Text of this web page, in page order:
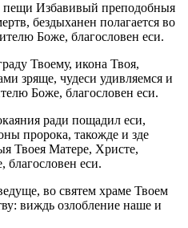
пещи Избавивый преподобныя
бездыханен полагается во
Боже, благословен еси.
Твоему, икона Твоя,
зряще, чудеси удивляемся и
Боже, благословен еси.
ради пощадил еси,
пророка, такожде и зде
Твоея Матере, Христе,
еси.
во святем храме Твоем
виждь озлобление наше и